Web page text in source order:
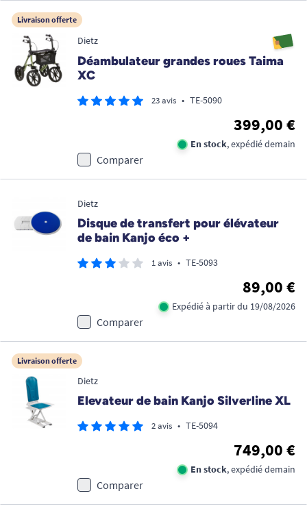
Livraison offerte
Dietz
Déambulateur grandes roues Taima
XC
23 avis • TE-5090
399,00 €
En stock, expédié demain
Comparer
Dietz
Disque de transfert pour élévateur
de bain Kanjo éco +
1 avis • TE-5093
89,00 €
Expédié à partir du 19/08/2026
Comparer
Livraison offerte
Dietz
Elevateur de bain Kanjo Silverline XL
2 avis • TE-5094
749,00 €
En stock, expédié demain
Comparer